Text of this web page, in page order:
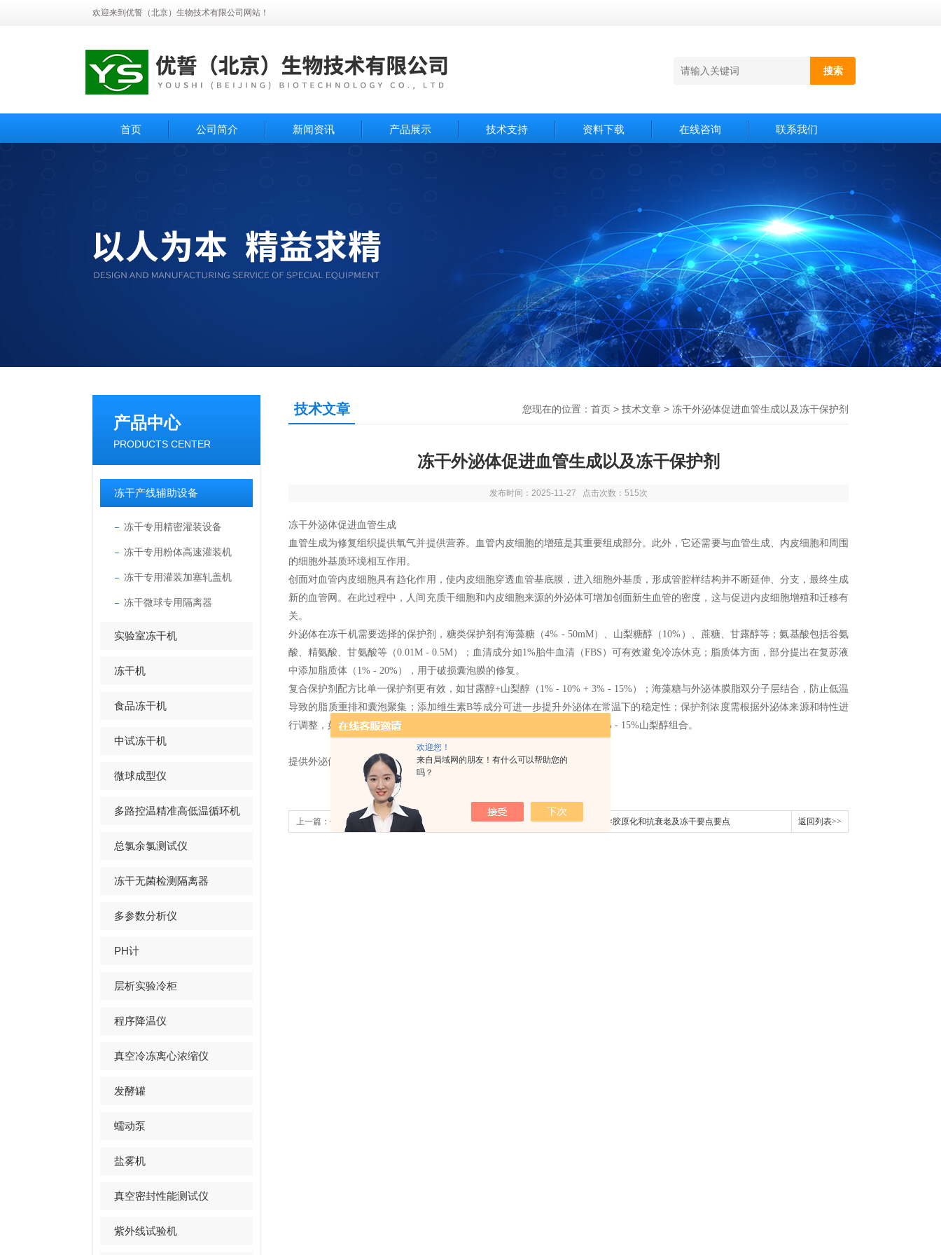
欢迎您！
来自局域网的朋友！有什么可以帮助您的
吗？
欢迎来到优誓（北京）生物技术有限公司网站！
首页 公司简介 新闻资讯 产品展示 技术支持 资料下载 在线咨询 联系我们
产品中心
PRODUCTS CENTER
冻干产线辅助设备
冻干专用精密灌装设备
冻干专用粉体高速灌装机
冻干专用灌装加塞轧盖机
冻干微球专用隔离器
实验室冻干机
冻干机
食品冻干机
中试冻干机
微球成型仪
多路控温精准高低温循环机
总氯余氯测试仪
冻干无菌检测隔离器
多参数分析仪
PH计
层析实验冷柜
程序降温仪
真空冷冻离心浓缩仪
发酵罐
蠕动泵
盐雾机
真空密封性能测试仪
紫外线试验机
技术文章 您现在的位置： 首页 > 技术文章 > 冻干外泌体促进血管生成以及冻干保护剂
冻干外泌体促进血管生成以及冻干保护剂
发布时间：2025-11-27 点击次数：515次
冻干外泌体促进血管生成
血管生成为修复组织提供氧气并提供营养。血管内皮细胞的增殖是其重要组成部分。此外，它还需要与血管生成、内皮细胞和周围
的细胞外基质环境相互作用。
创面对血管内皮细胞具有趋化作用，使内皮细胞穿透血管基底膜，进入细胞外基质，形成管腔样结构并不断延伸、分支，最终生成
新的血管网。在此过程中，人间充质干细胞和内皮细胞来源的外泌体可增加创面新生血管的密度，这与促进内皮细胞增殖和迁移有
关。
外泌体在冻干机需要选择的保护剂，糖类保护剂有海藻糖（4% - 50mM）、山梨糖醇（ 10% ）、蔗糖、甘露醇等；氨基酸包括谷氨
酸、精氨酸、甘氨酸等（0.01M - 0.5M）；血清成分如1%胎牛血清（FBS ）可有效避免冷冻休克；脂质体方面，部分提出在复苏液
中添加脂质体（ 1% - 20%），用于破损囊泡膜的修复。
复合保护剂配方比单一保护剂更有效，如甘露醇+山梨醇（ 1% - 10% + 3% - 15%）；海藻糖与外泌体膜脂双分子层结合，防止低温
导致的脂质重排和囊泡聚集；添加维生素B等成分可进一步提升外泌体在常温下的稳定性；保护剂浓度需根据外泌体来源和特性进
行调整，如间充质干细胞来源外泌体冻干保护剂配方为
3% - 15%山梨醇组合。
提供外泌体冻干工艺摸索，外泌体冻干工艺开发，外泌体冻干放大生产等。
上一篇： 保健品冻干粉的冻干工艺要点 下一篇：冻干外泌体诱导胶原化和抗衰老及冻干要点要点 返回列表>>